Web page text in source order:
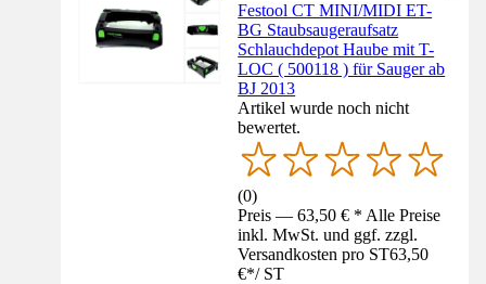
Festool CT MINI/MIDI ET-
BG Staubsaugeraufsatz
Schlauchdepot Haube mit T-
LOC ( 500118 ) für Sauger ab
BJ 2013
Artikel wurde noch nicht
bewertet.
(0)
Preis — 63,50 € * Alle Preise
inkl. MwSt. und ggf. zzgl.
Versandkosten pro ST63,50
€*/ ST